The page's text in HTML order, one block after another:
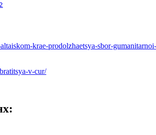
krae-prodolzhaetsya-sbor-
v-cur/